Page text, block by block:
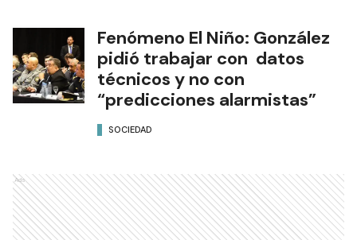
Fenómeno El Niño: González
pidió trabajar con datos
técnicos y no con
“predicciones alarmistas”
SOCIEDAD
Ads